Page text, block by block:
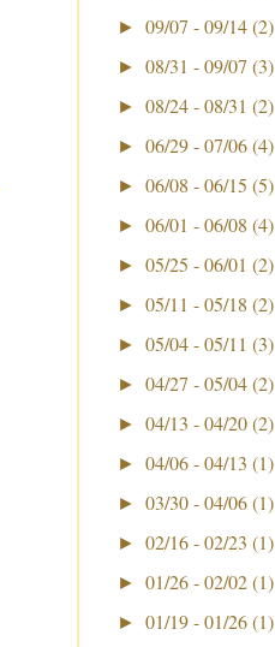
► 09/07 - 09/14 (2)
► 08/31 - 09/07 (3)
► 08/24 - 08/31 (2)
► 06/29 - 07/06 (4)
► 06/08 - 06/15 (5)
► 06/01 - 06/08 (4)
► 05/25 - 06/01 (2)
► 05/11 - 05/18 (2)
► 05/04 - 05/11 (3)
► 04/27 - 05/04 (2)
► 04/13 - 04/20 (2)
► 04/06 - 04/13 (1)
► 03/30 - 04/06 (1)
► 02/16 - 02/23 (1)
► 01/26 - 02/02 (1)
► 01/19 - 01/26 (1)